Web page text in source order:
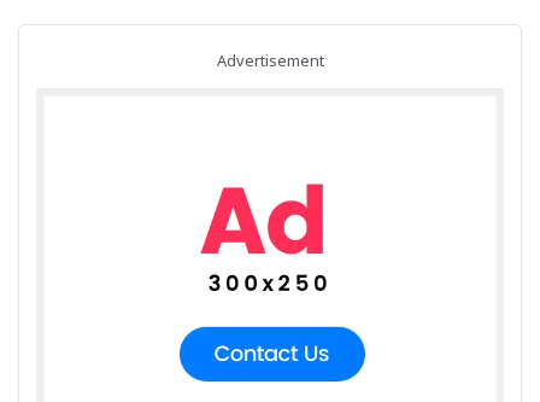
Advertisement